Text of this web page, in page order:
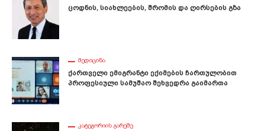
Ცოდნის, Სიახლეების, Შრომის Და Ღირსების Გზა
ᲛᲔᲓᲘᲪᲘᲜᲐ
Ქართველი Ემიგრანტი Ექიმების Ჩართულობით
Პროფესიული Სამუშაო Შეხვედრა Გაიმართა
ᲙᲐᲢᲔᲒᲝᲠᲘᲘᲡ ᲒᲐᲠᲔᲨᲔ